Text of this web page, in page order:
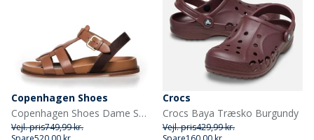
Copenhagen Shoes
Copenhagen Shoes Dame Sandaler Brun
Vejl. pris749,99 kr.
Crocs
Crocs Baya Træsko Burgundy
Vejl. pris429,99 kr.